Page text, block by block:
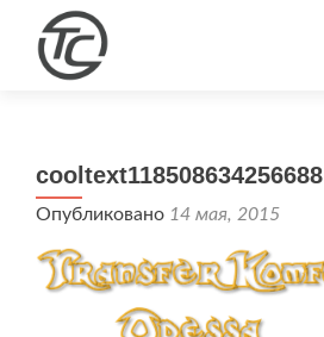
cooltext118508634256688
Опубликовано 14 мая, 2015